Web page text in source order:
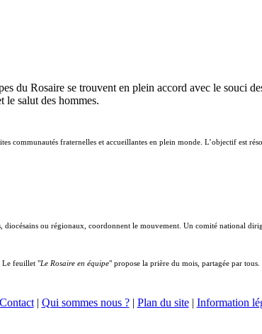
du Rosaire se trouvent en plein accord avec le souci
le salut des hommes.
communautés fraternelles et accueillantes en plein monde. L’objectif est
diocésains ou régionaux, coordonnent le mouvement. Un comité national
Le feuillet "Le Rosaire en équipe" propose la prière du mois, partagée par tous.
Contact| Qui sommes nous ?| Plan du site| Information